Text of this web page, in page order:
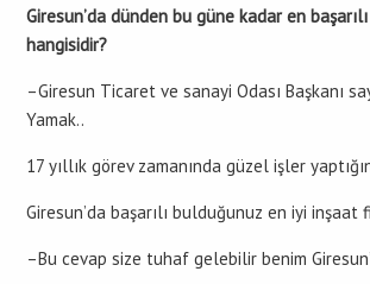
Giresun’da dünden bu güne kadar en
hangisidir?
–Giresun Ticaret ve sanayi Odası Başkanı
Yamak..
17 yıllık görev zamanında güzel işler
Giresun’da başarılı bulduğunuz en iyi inşaat
–Bu cevap size tuhaf gelebilir benim